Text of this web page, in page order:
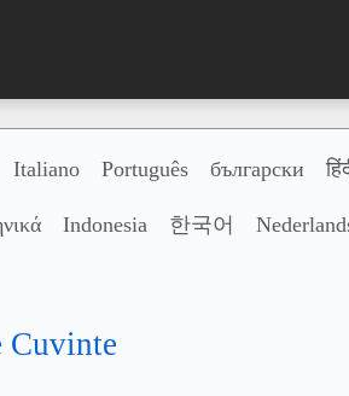
Italiano Português български
Indonesia 한국어
Cuvinte